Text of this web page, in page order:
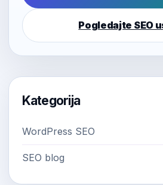
Pogledajte SEO
Kategorija
WordPress SEO
SEO blog